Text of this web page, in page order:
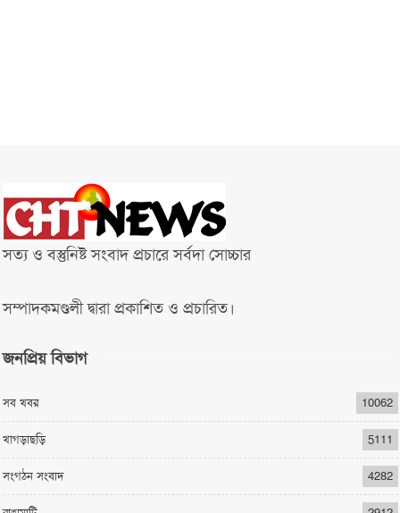
সত্য ও বস্তুনিষ্ট সংবাদ প্রচারে সর্বদা সোচ্চার
সম্পাদকমণ্ডলী দ্বারা প্রকাশিত ও প্রচারিত।
জনপ্রিয় বিভাগ
সব খবর 10062
খাগড়াছড়ি 5111
সংগঠন সংবাদ 4282